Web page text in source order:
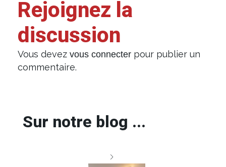
Rejoignez la
discussion
Vous devez vous connecter pour publier un
commentaire.
Sur notre blog ...